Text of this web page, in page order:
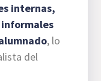
internas,
, lo
del